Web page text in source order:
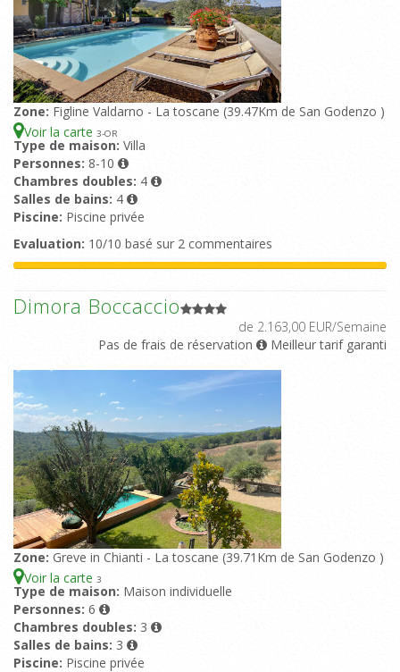
Zone: Figline Valdarno - La toscane (39.47Km de San Godenzo )
Voir la carte 3-OR
Type de maison: Villa
Personnes: 8-10
Chambres doubles: 4
Salles de bains: 4
Piscine: Piscine privée
Evaluation: 10/10 basé sur 2 commentaires
Dimora Boccaccio
de 2.163,00 EUR/Semaine
Pas de frais de réservation
Meilleur tarif garanti
Zone: Greve in Chianti - La toscane (39.71Km de San Godenzo )
Voir la carte 3
Type de maison: Maison individuelle
Personnes: 6
Chambres doubles: 3
Salles de bains: 3
Piscine: Piscine privée